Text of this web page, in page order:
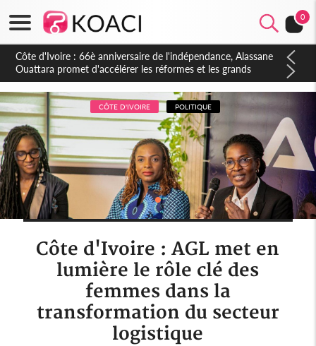
0
Côte d'Ivoire : À Abidjan, Amadou Oury Bah admire le modèle
ivoirien et veut s'en inspirer pour accélérer le développement
de la Guinée
CÔTE D'IVOIRE POLITIQUE
Côte d'Ivoire : AGL met en
lumière le rôle clé des
femmes dans la
transformation du secteur
logistique